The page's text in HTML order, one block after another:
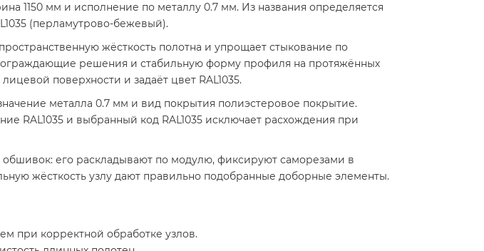
1150 мм и исполнение по металлу 0.7 мм. Из названия определяется
(перламутрово-бежевый).
жёсткость полотна и упрощает стыкование по
решения и стабильную форму профиля на протяжённых
поверхности и задаёт цвет RAL1035.
металла 0.7 мм и вид покрытия полиэстеровое покрытие.
RAL1035 и выбранный код RAL1035 исключает расхождения при
его раскладывают по модулю, фиксируют саморезами в
жёсткость узлу дают правильно подобранные доборные элементы.
при корректной обработке узлов.